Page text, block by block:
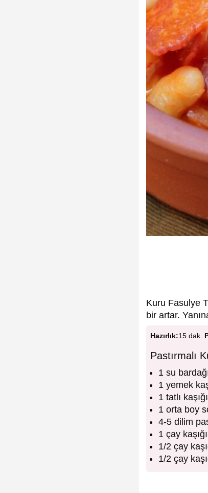
Kuru Fasulye
bir artar.
Hazırlık:15 dak.
Pastırmalı
1 su
1 yemek
1 tatlı
1 orta boy
4-5 dilim
1 çay
1/2 çay
1/2 çay